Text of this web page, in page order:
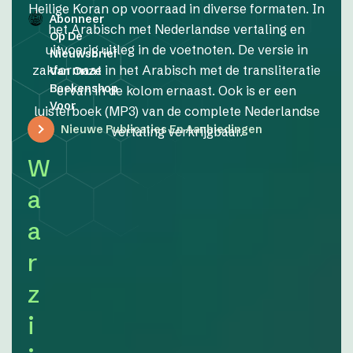
Abonneer
Op De
Nieuwsbrief
Van Onze
Boekenshop
Voor
Nieuwe Publicaties En Aanbiedingen
W
a
a
r
z
i
Heilige Koran op voorraad in diverse formaten. In
het Arabisch met Nederlandse vertaling en
uitvoerig uitleg in de voetnoten. De versie in
zakformaat in het Arabisch met de transliteratie
ervan in de kolom ernaast. Ook is er een
luisterboek (MP3) van de complete Nederlandse
vertaling verkrijgbaar.